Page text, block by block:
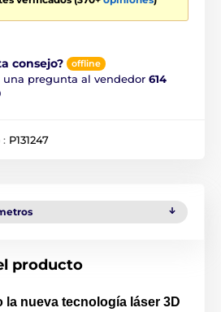
consejo? offline
una pregunta al vendedor 614
: P131247
producto
la nueva tecnología láser 3D